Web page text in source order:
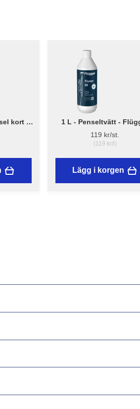
kort –
1 L - Penseltvätt -
Fluren 59
119 kr/st.
(119 kr/l)
Lägg i korgen